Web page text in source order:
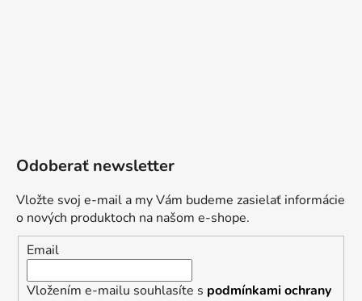
Odoberať newsletter
Vložte svoj e-mail a my Vám budeme zasielať informácie
o nových produktoch na našom e-shope.
Email
Vložením e-mailu souhlasíte s podmínkami ochrany